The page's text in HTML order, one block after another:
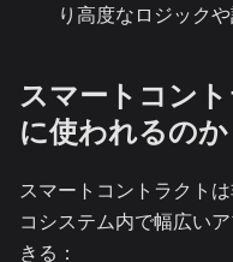
り高度なロジック
スマートコン
に使われるのか
スマートコントラクト
コシステム内で幅広い
きる：